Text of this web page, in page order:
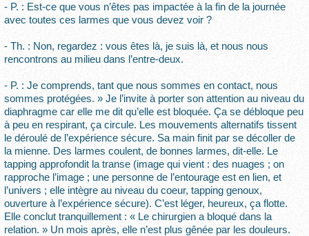
- P. : Est-ce que vous n’êtes pas impactée à la fin de la journée
avec toutes ces larmes que vous devez voir ?
- Th. : Non, regardez : vous êtes là, je suis là, et nous nous
rencontrons au milieu dans l’entre-deux.
- P. : Je comprends, tant que nous sommes en contact, nous
sommes protégées. » Je l’invite à porter son attention au niveau du
diaphragme car elle me dit qu’elle est bloquée. Ça se débloque peu
à peu en respirant, ça circule. Les mouvements alternatifs tissent
le déroulé de l’expérience sécure. Sa main finit par se décoller de
la mienne. Des larmes coulent, de bonnes larmes, dit-elle. Le
tapping approfondit la transe (image qui vient : des nuages ; on
rapproche l’image ; une personne de l’entourage est en lien, et
l’univers ; elle intègre au niveau du coeur, tapping genoux,
ouverture à l’expérience sécure). C’est léger, heureux, ça flotte.
Elle conclut tranquillement : « Le chirurgien a bloqué dans la
relation. » Un mois après, elle n’est plus gênée par les douleurs.